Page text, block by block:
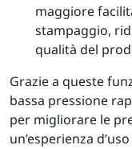
maggiore
stampaggio,
qualità del
Grazie a queste
bassa pressione
per migliorare le
un’esperienza